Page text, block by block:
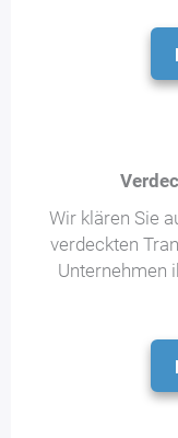
Wir klären Sie
verdeckten
Unternehmen